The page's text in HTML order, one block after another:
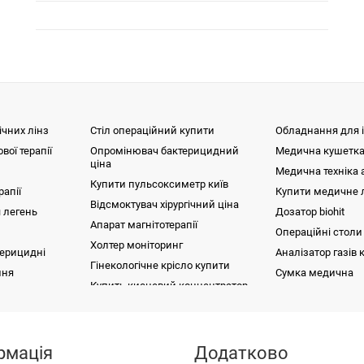
лінз
терапії
легень
Стіл операційний купити
Опромінювач бактерицидний
ціна
Купити пульсоксиметр київ
Відсмоктувач хірургічний ціна
Апарат магнітотерапії
Холтер моніторинг
Гінекологічне крісло купити
Купить кисневий концентратор
Обладнання для
Медична
Медична техніка
Купити медичне
Дозатор biohit
Операційні столи
Аналізатор газів
Сумка медична
Світильник медичний
бактерицидний ОБН-150м
Додатково